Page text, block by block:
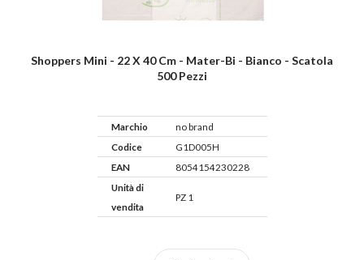
Shoppers Mini - 22 X 40 Cm - Mater-Bi - Bianco - Scatola
500 Pezzi
Marchio
no brand
Codice
G1D005H
EAN
8054154230228
Unità di
vendita
PZ 1